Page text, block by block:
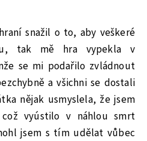
snažil o to, aby veškeré
tak mě hra vypekla v
se mi podařilo zvládnout
a všichni se dostali
nějak usmyslela, že jsem
vyústilo v náhlou smrt
jsem s tím udělat vůbec